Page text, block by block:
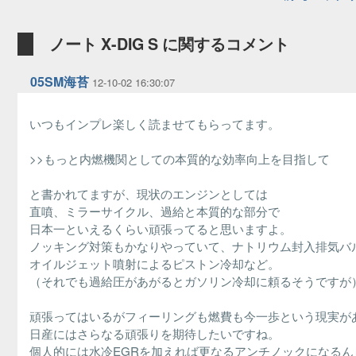
ノート X-DIG S に関するコメント
05SM海苔 12-10-02 16:30:07
いつもインプレ楽しく読ませてもらってます。
>>もっと内燃機関としての本質的な効率向上を目指して
と書かれてますが、現状のエンジンとしては
直噴、ミラーサイクル、過給と本質的な部分で
日本一といえるくらい頑張ってると思いますよ。
ノッキング対策もかなりやっていて、ナトリウム封入排気バ
オイルジェット噴射によるピストン冷却など。
（それでも過給圧があがるとガソリン冷却に頼るそうですが）
頑張ってはいるがフィーリングも燃費も今一歩という現実が
日産にはさらなる頑張りを期待したいですね。
個人的には水冷EGRを加えれば更なるアンチノックになるん